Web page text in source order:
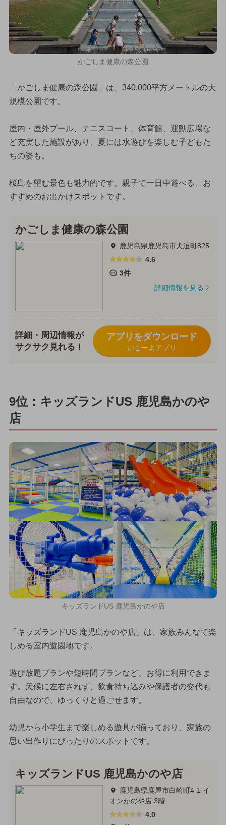
かごしま健康の森公園
「かごしま健康の森公園」は、340,000平方メートルの大
規模公園です。
屋内・屋外プール、テニスコート、体育館、運動広場な
ど充実した施設があり、夏には水遊びを楽しむ子どもた
ちの姿も。
桜島を望む景色も魅力的です。親子で一日中遊べる、お
すすめのお出かけスポットです。
かごしま健康の森公園
鹿児島県鹿児島市犬迫町825
4.6
3件
詳細情報を見る
詳細・周辺情報が
サクサク見れる！
アプリをダウンロード
いこーよアプリ
9位：キッズランドUS 鹿児島かのや
店
キッズランドUS 鹿児島かのや店
「キッズランドUS 鹿児島かのや店」は、家族みんなで楽
しめる室内遊園地です。
遊び放題プランや短時間プランなど、お得に利用できま
す。天候に左右されず、飲食持ち込みや保護者の交代も
自由なので、ゆっくりと過ごせます。
幼児から小学生まで楽しめる遊具が揃っており、家族の
思い出作りにぴったりのスポットです。
キッズランドUS 鹿児島かのや店
鹿児島県鹿屋市白崎町4-1 イ
オンかのや店 3階
4.0